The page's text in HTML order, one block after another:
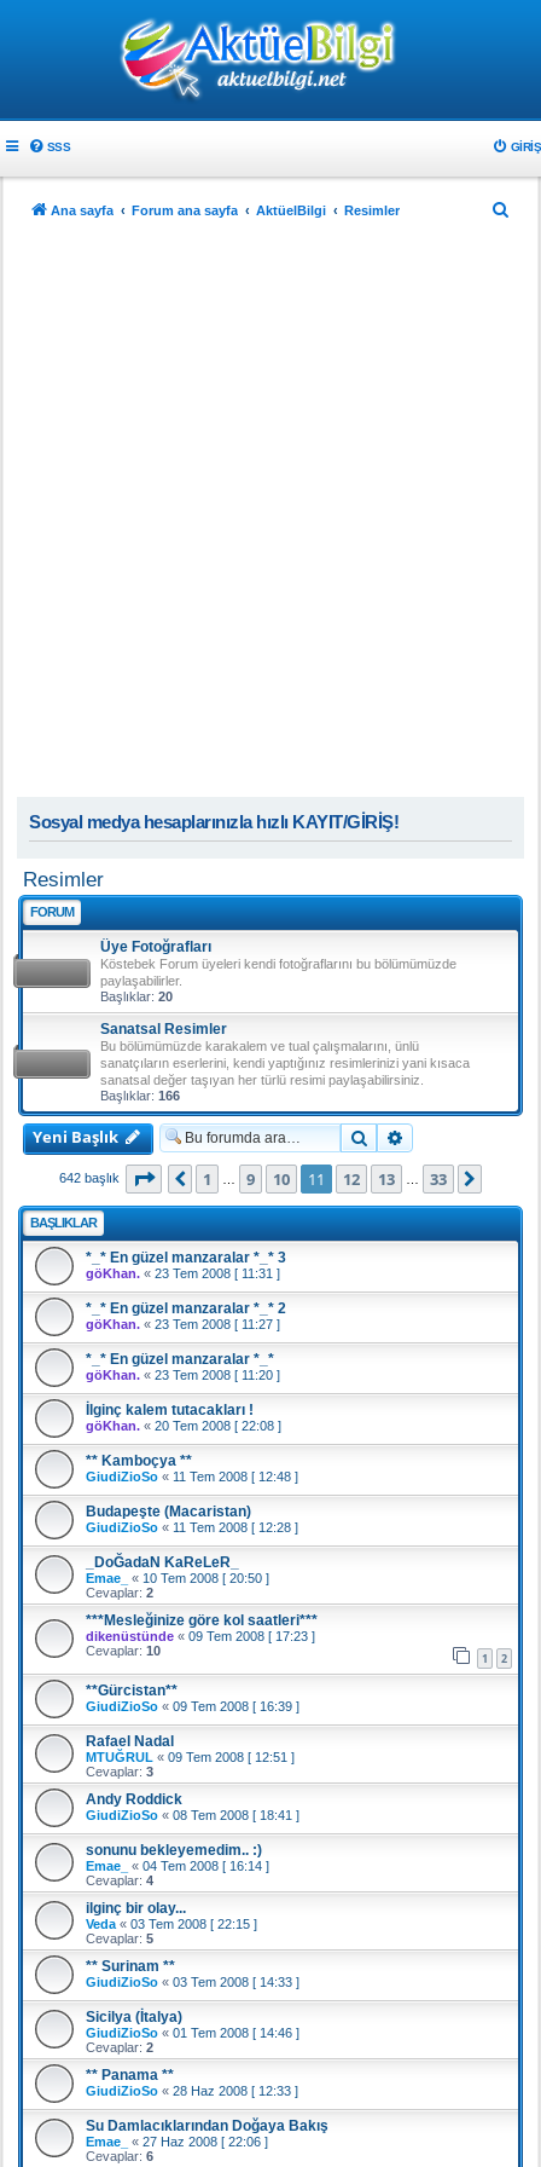
SSS GIRIŞ
Ana sayfa Forum ana sayfa AktüelBilgi Resimler
Sosyal medya hesaplarınızla hızlı KAYIT/GİRİŞ!
Resimler
FORUM
Üye Fotoğrafları
Köstebek Forum üyeleri kendi fotoğraflarını bu bölümümüzde
paylaşabilirler.
Başlıklar: 20
Sanatsal Resimler
Bu bölümümüzde karakalem ve tual çalışmalarını, ünlü
sanatçıların eserlerini, kendi yaptığınız resimlerinizi yani kısaca
sanatsal değer taşıyan her türlü resimi paylaşabilirsiniz.
Başlıklar: 166
Yeni Başlık Ara
642 başlık . sayfa (Toplam 33sayfa)
Önceki
1 9 10 11 12 13 33
BAŞLIKLAR
*_* En güzel manzaralar *_* 3
göKhan. « 23 Tem 2008 [ 11:31 ]
*_* En güzel manzaralar *_* 2
göKhan. « 23 Tem 2008 [ 11:27 ]
*_* En güzel manzaralar *_*
göKhan. « 23 Tem 2008 [ 11:20 ]
İlginç kalem tutacakları !
göKhan. « 20 Tem 2008 [ 22:08 ]
** Kamboçya **
GiudiZioSo « 11 Tem 2008 [ 12:48 ]
Budapeşte (Macaristan)
GiudiZioSo « 11 Tem 2008 [ 12:28 ]
_DoĞadaN KaReLeR_
Emae_ « 10 Tem 2008 [ 20:50 ]
Cevaplar: 2
***Mesleğinize göre kol saatleri***
dikenüstünde « 09 Tem 2008 [ 17:23 ]
Cevaplar: 10 1 2
**Gürcistan**
GiudiZioSo « 09 Tem 2008 [ 16:39 ]
Rafael Nadal
MTUĞRUL « 09 Tem 2008 [ 12:51 ]
Cevaplar: 3
Andy Roddick
GiudiZioSo « 08 Tem 2008 [ 18:41 ]
sonunu bekleyemedim.. :)
Emae_ « 04 Tem 2008 [ 16:14 ]
Cevaplar: 4
ilginç bir olay...
Veda « 03 Tem 2008 [ 22:15 ]
Cevaplar: 5
** Surinam **
GiudiZioSo « 03 Tem 2008 [ 14:33 ]
Sicilya (İtalya)
GiudiZioSo « 01 Tem 2008 [ 14:46 ]
Cevaplar: 2
** Panama **
GiudiZioSo « 28 Haz 2008 [ 12:33 ]
Su Damlacıklarından Doğaya Bakış
Emae_ « 27 Haz 2008 [ 22:06 ]
Cevaplar: 6